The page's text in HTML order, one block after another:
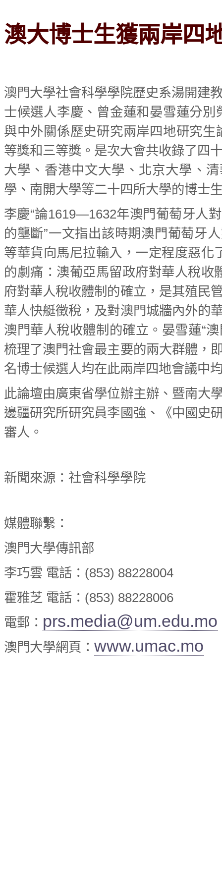
澳大博士生獲兩岸四
澳門大學社會科學學院歷史系湯開建
士候選人李慶、曾金蓮和晏雪蓮分別
與中外關係歷史研究兩岸四地研究生
等獎和三等獎。是次大會共收錄了四
大學、香港中文大學、北京大學、
學、南開大學等二十四所大學的博士
李慶“論1619—1632年澳門葡萄牙人
的壟斷”一文指出該時期澳門葡萄牙
等華貨向馬尼拉輸入，一定程度惡化
的劇痛：澳葡亞馬留政府對華人稅收
府對華人稅收體制的確立，是其殖民
華人快艇徵稅，及對澳門城牆內外的
澳門華人稅收體制的確立。晏雪蓮“
梳理了澳門社會最主要的兩大群體，
名博士候選人均在此兩岸四地會議中
此論壇由廣東省學位辦主辦、暨南大
邊疆研究所研究員李國強、《中國史
審人。
新聞來源：社會科學學院
媒體聯繫：
澳門大學傳訊部
李巧雲 電話：(853) 88228004
霍雅芝 電話：(853) 88228006
電郵： prs.media@um.edu.mo
澳門大學網頁： www.umac.mo